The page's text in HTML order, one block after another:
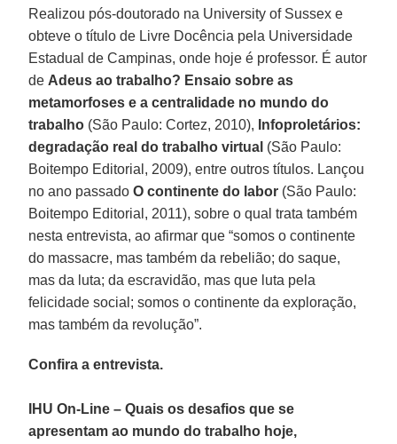
Realizou pós-doutorado na University of Sussex e
obteve o título de Livre Docência pela Universidade
Estadual de Campinas, onde hoje é professor. É autor
de Adeus ao trabalho? Ensaio sobre as
metamorfoses e a centralidade no mundo do
trabalho (São Paulo: Cortez, 2010), Infoproletários:
degradação real do trabalho virtual (São Paulo:
Boitempo Editorial, 2009), entre outros títulos. Lançou
no ano passadoO continente do labor (São Paulo:
Boitempo Editorial, 2011), sobre o qual trata também
nesta entrevista, ao afirmar que “somos o continente
do massacre, mas também da rebelião; do saque,
mas da luta; da escravidão, mas que luta pela
felicidade social; somos o continente da exploração,
mas também da revolução”.
Confira a entrevista.
IHU On-Line – Quais os desafios que se
apresentam ao mundo do trabalho hoje,